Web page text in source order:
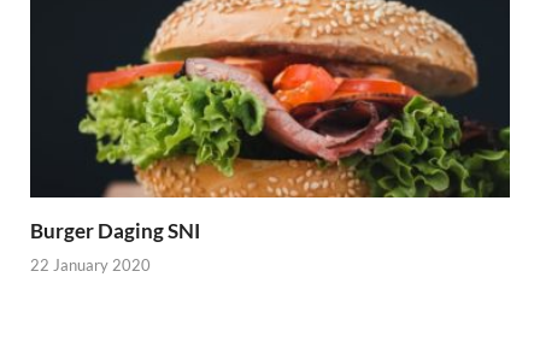
Burger Daging SNI
22 January 2020